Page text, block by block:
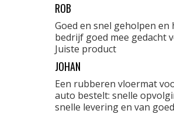
ROB
Goed en snel geholpen en
bedrijf goed mee gedacht
Juiste product
JOHAN
Een rubberen vloermat
auto bestelt: snelle
snelle levering en van